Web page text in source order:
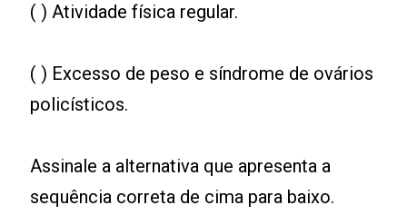
( ) Atividade física regular.
( ) Excesso de peso e síndrome de ovários
policísticos.
Assinale a alternativa que apresenta a
sequência correta de cima para baixo.